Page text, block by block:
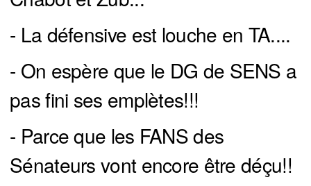
- La défensive est louche en TA....
- On espère que le DG de SENS a
pas fini ses emplètes!!!
- Parce que les FANS des
Sénateurs vont encore être déçu!!